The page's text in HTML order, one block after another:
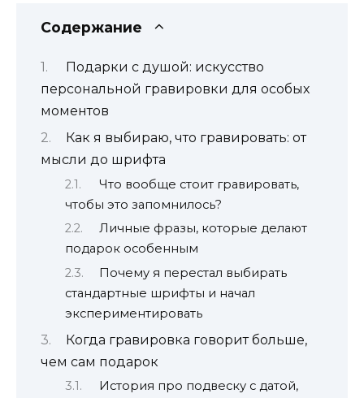
Содержание
Подарки с душой: искусство
персональной гравировки для особых
моментов
Как я выбираю, что гравировать: от
мысли до шрифта
Что вообще стоит гравировать,
чтобы это запомнилось?
Личные фразы, которые делают
подарок особенным
Почему я перестал выбирать
стандартные шрифты и начал
экспериментировать
Когда гравировка говорит больше,
чем сам подарок
История про подвеску с датой,